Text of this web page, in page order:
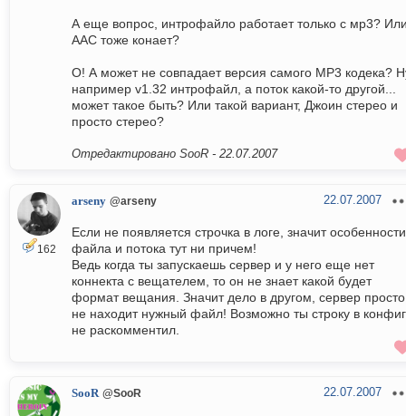
А еще вопрос, интрофайло работает только с мр3?
ААС тоже конает?
О! А может не совпадает версия самого МР3 кодека?
например v1.32 интрофайл, а поток какой-то другой...
может такое быть? Или такой вариант, Джоин стерео и
просто стерео?
Отредактировано SooR - 22.07.2007
162
arseny @arseny 22.07.2007
Если не появляется строчка в логе, значит особенности
файла и потока тут ни причем!
Ведь когда ты запускаешь сервер и у него еще нет
коннекта с вещателем, то он не знает какой будет
формат вещания. Значит дело в другом, сервер просто
не находит нужный файл! Возможно ты строку в
не раскомментил.
SooR @SooR 22.07.2007